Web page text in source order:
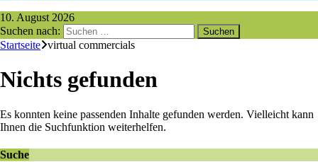
10. August 2026
Suchen nach:
Startseite virtual commercials
Nichts gefunden
Es konnten keine passenden Inhalte gefunden werden. Vielleicht kann
Ihnen die Suchfunktion weiterhelfen.
Suche